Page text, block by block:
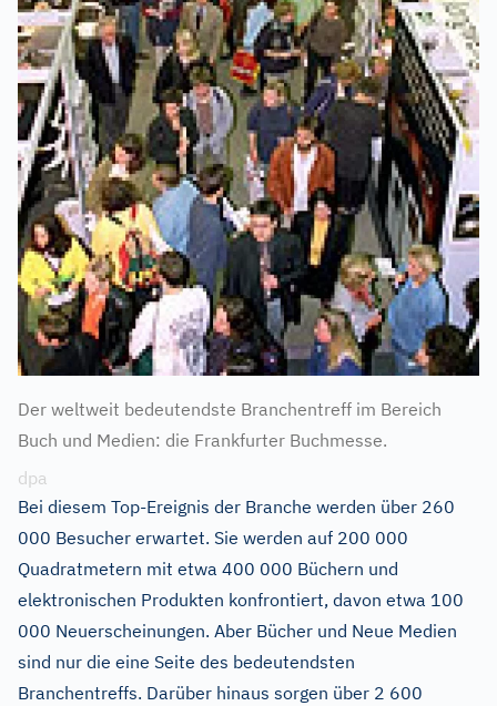
Der weltweit bedeutendste Branchentreff im Bereich
Buch und Medien: die Frankfurter Buchmesse.
dpa
Bei diesem Top-Ereignis der Branche werden über 260
000 Besucher erwartet. Sie werden auf 200 000
Quadratmetern mit etwa 400 000 Büchern und
elektronischen Produkten konfrontiert, davon etwa 100
000 Neuerscheinungen. Aber Bücher und Neue Medien
sind nur die eine Seite des bedeutendsten
Branchentreffs. Darüber hinaus sorgen über 2 600